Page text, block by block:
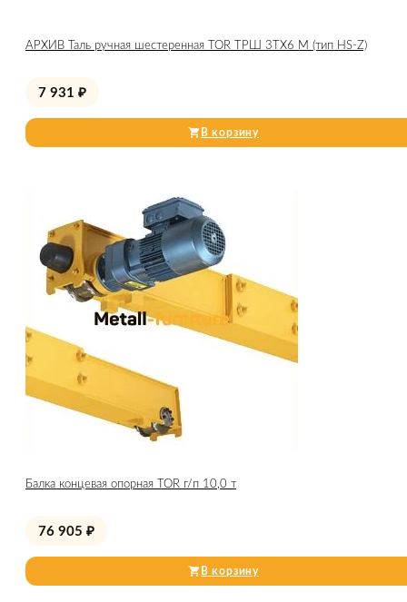
АРХИВ Таль ручная шестеренная TOR ТРШ 3ТХ6 М (тип HS-Z)
7 931 ₽
В корзину
Балка концевая опорная TOR г/п 10,0 т
76 905 ₽
В корзину